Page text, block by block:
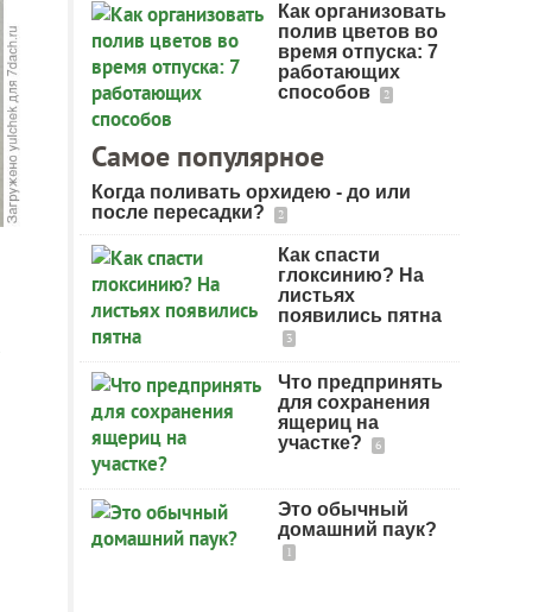
Как организовать
полив цветов во
время отпуска: 7
работающих
способов
2
Самое популярное
Когда поливать орхидею - до или
после пересадки?
2
Как спасти
глоксинию? На
листьях
появились пятна
3
Что предпринять
для сохранения
ящериц на
участке?
6
Это обычный
домашний паук?
1